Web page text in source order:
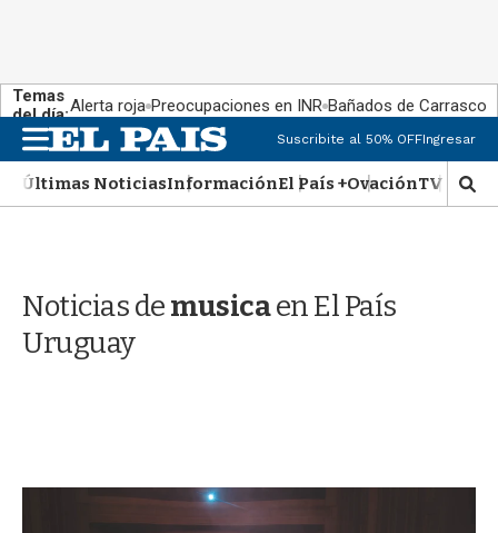
Temas
del día:Alerta roja Preocupaciones en INR Bañados de Carrasco
M
e
n
u
Suscribite al 50% OFFIngresar
Últimas NoticiasInformaciónEl País +OvaciónTV Show
M
o
d
Noticias demusicaen El País
Uruguay